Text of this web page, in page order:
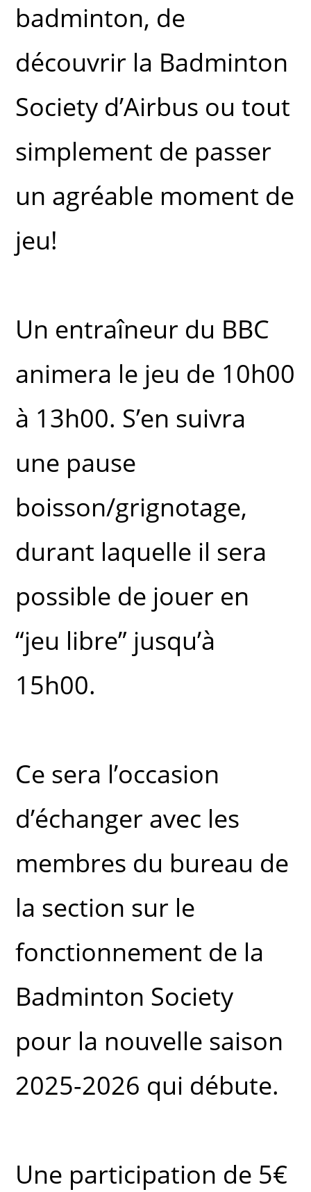
badminton, de
découvrir la Badminton
Society d’Airbus ou tout
simplement de passer
un agréable moment de
jeu!
Un entraîneur du BBC
animera le jeu de 10h00
à 13h00. S’en suivra
une pause
boisson/grignotage,
durant laquelle il sera
possible de jouer en
“jeu libre” jusqu’à
15h00.
Ce sera l’occasion
d’échanger avec les
membres du bureau de
la section sur le
fonctionnement de la
Badminton Society
pour la nouvelle saison
2025-2026 qui débute.
Une participation de 5€